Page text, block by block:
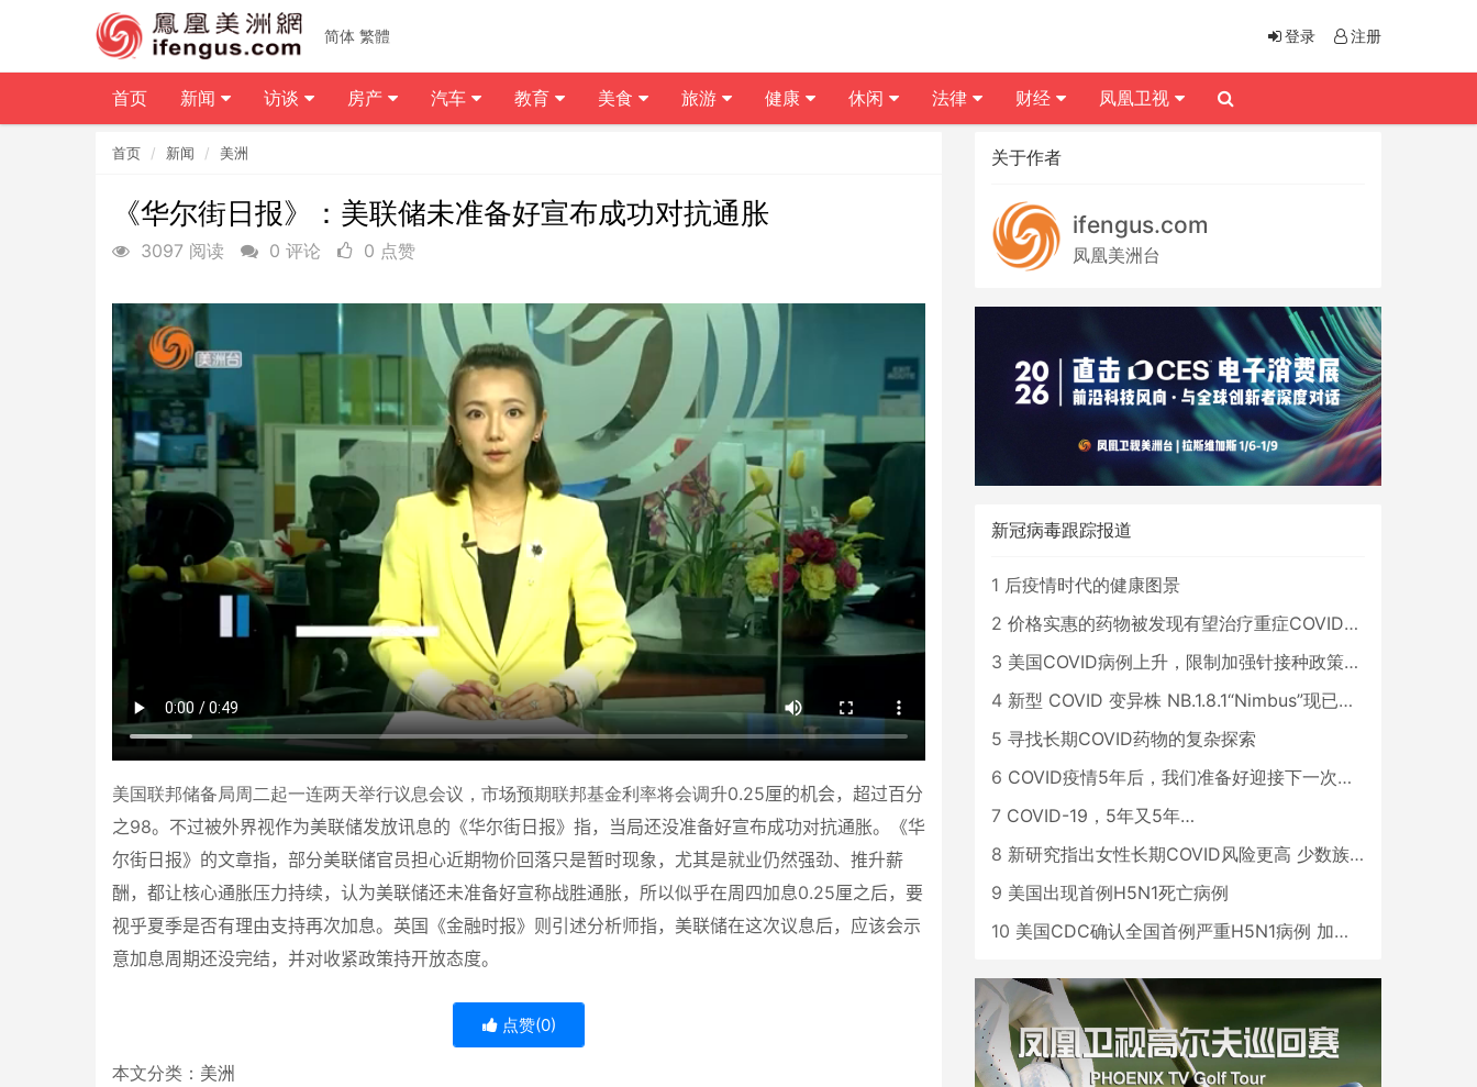
首页 新闻 美洲
《华尔街日报》：美联储未准备好宣布成功对抗通胀
3097 阅读 0 评论 0 点赞
美国联邦储备局周二起一连两天举行议息会议，市场预期联邦基金利率将会调升0.25厘的机会，超过百分
之98。不过被外界视作为美联储发放讯息的《华尔街日报》指，当局还没准备好宣布成功对抗通胀。《华
尔街日报》的文章指，部分美联储官员担心近期物价回落只是暂时现象，尤其是就业仍然强劲、推升薪
酬，都让核心通胀压力持续，认为美联储还未准备好宣称战胜通胀，所以似乎在周四加息0.25厘之后，要
视乎夏季是否有理由支持再次加息。英国《金融时报》则引述分析师指，美联储在这次议息后，应该会示
意加息周期还没完结，并对收紧政策持开放态度。
点赞(0)
本文分类： 美洲
关于作者
ifengus.com
凤凰美洲台
新冠病毒跟踪报道
1 后疫情时代的健康图景
2 价格实惠的药物被发现有望治疗重症COVID患者
3 美国COVID病例上升，限制加强针接种政策即将出台
4 新型 COVID 变异株 NB.1.8.1“Nimbus”现已在美国占据主导地位
5 寻找长期COVID药物的复杂探索
6 COVID疫情5年后，我们准备好迎接下一次大流行了吗？
7 COVID-19，5年又5年…
8 新研究指出女性长期COVID风险更高 少数族裔儿童存在差异
9 美国出现首例H5N1死亡病例
10 美国CDC确认全国首例严重H5N1病例 加州进入紧急状态
简体 繁體 登录 注册
首页 新闻 访谈 房产 汽车 教育 美食 旅游 健康 休闲 法律 财经 凤凰卫视